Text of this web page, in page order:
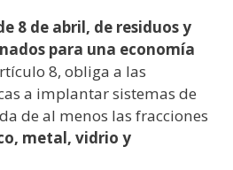
8 de abril, de residuos y
para una economía
8, obliga a las
a implantar sistemas de
de al menos las fracciones
metal, vidrio y